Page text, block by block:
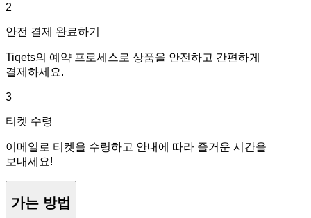
2
안전 결제 완료하기
Tiqets의 예약 프로세스로 상품을 안전하고 간편하게
결제하세요.
3
티켓 수령
이메일로 티켓을 수령하고 안내에 따라 즐거운 시간을
보내세요!
가는 방법